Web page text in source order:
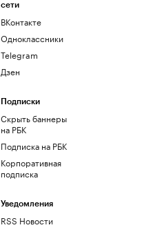
сети
ВКонтакте
Одноклассники
Telegram
Дзен
Подписки
Скрыть баннеры
на РБК
Подписка на РБК
Корпоративная
подписка
Уведомления
RSS Новости